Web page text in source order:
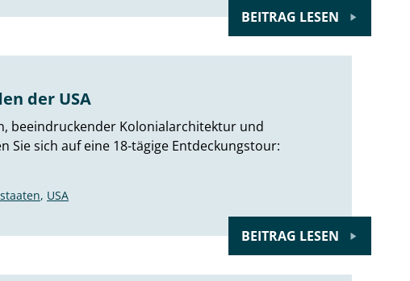
BEITRAG LESEN
der USA
beeindruckender Kolonialarchitektur und
Sie sich auf eine 18-tägige Entdeckungstour:
, USA
BEITRAG LESEN